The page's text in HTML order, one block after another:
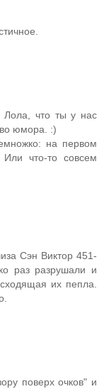
Лола, что ты у нас
юмора. :)
на первом
что-то совсем
Сэн Виктор 451-
раз разрушали и
их пепла.
поверх очков" и